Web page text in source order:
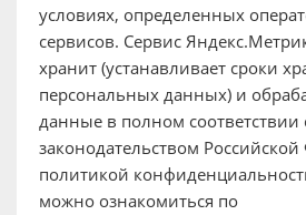
условиях, определенных
сервисов. Сервис
хранит (устанавливает сроки
персональных данных) и
данные в полном соответствии
законодательством
политикой
можно ознакомиться по